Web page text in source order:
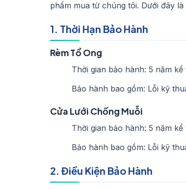
phẩm mua từ chúng tôi. Dưới đây
1. Thời Hạn Bảo Hành
Rèm Tổ Ong
Thời gian bảo hành: 5 năm kể
Bảo hành bao gồm: Lỗi kỹ
Cửa Lưới Chống Muỗi
Thời gian bảo hành: 5 năm kể
Bảo hành bao gồm: Lỗi kỹ
2. Điều Kiện Bảo Hành